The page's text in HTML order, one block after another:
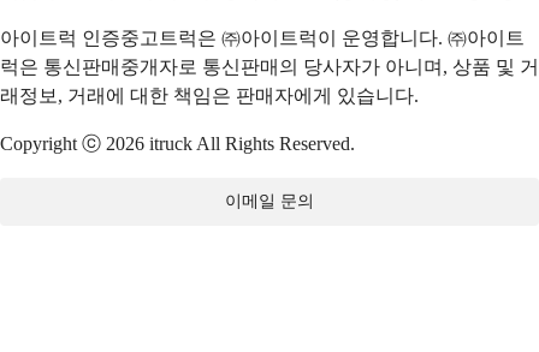
아이트럭 인증중고트럭은 ㈜아이트럭이 운영합니다. ㈜아이트
럭은 통신판매중개자로 통신판매의 당사자가 아니며, 상품 및 거
래정보, 거래에 대한 책임은 판매자에게 있습니다.
Copyright ⓒ 2026 itruck All Rights Reserved.
이메일 문의